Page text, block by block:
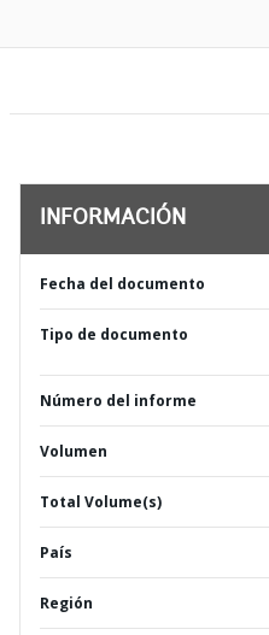
INFORMACIÓN
Fecha del documento
Tipo de documento
Número del informe
Volumen
Total Volume(s)
País
Región